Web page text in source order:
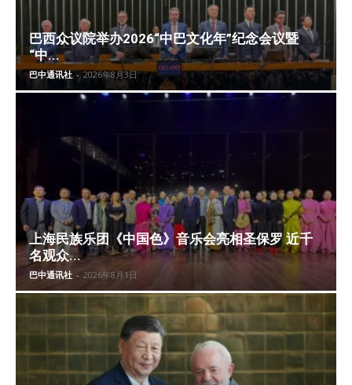
巴西众议院举办2026“中巴文化年”纪念会议暨
“中...
巴中通讯社 - 2026年8月3日
上海民族乐团《中国色》音乐会亮相圣保罗 近千
名观众...
巴中通讯社 - 2026年8月1日